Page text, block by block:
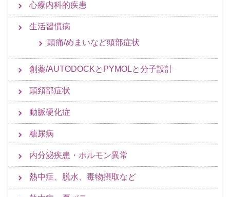
心療内科的疾患
生活習慣病
頭痛/めまいなど頭部症状
創薬/AUTODOCKとPYMOLと分子設計
頭頚部症状
動脈硬化症
糖尿病
内分泌疾患・ホルモン異常
熱中症、脱水、毒物摂取など